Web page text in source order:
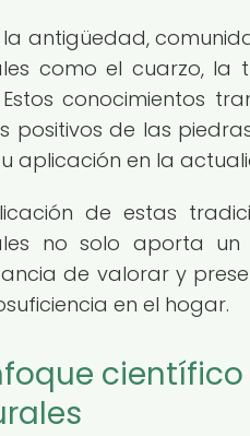
la antigüedad,
como el cuarzo, la
conocimientos
positivos de las
aplicación en la
de estas
no solo aporta un
de valorar y
en el hogar.